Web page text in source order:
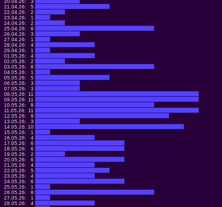
20.04.26:
3
21.04.26:
5
22.04.26:
2
23.04.26:
1
24.04.26:
2
25.04.26:
8
26.04.26:
3
27.04.26:
1
28.04.26:
4
29.04.26:
1
01.05.26:
4
02.05.26:
2
03.05.26:
8
04.05.26:
1
05.05.26:
5
06.05.26:
3
07.05.26:
3
08.05.26: 11
09.05.26: 11
10.05.26:
8
11.05.26: 11
12.05.26:
9
13.05.26:
3
14.05.26: 10
15.05.26:
1
16.05.26:
4
17.05.26:
6
18.05.26:
6
19.05.26:
2
20.05.26:
6
21.05.26:
4
22.05.26:
5
23.05.26:
4
24.05.26:
6
25.05.26:
1
26.05.26:
8
27.05.26:
1
28.05.26:
4